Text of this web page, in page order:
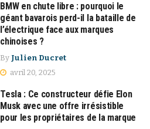
BMW en chute libre : pourquoi le
géant bavarois perd-il la bataille de
l’électrique face aux marques
chinoises ?
By Julien Ducret
avril 20, 2025
Tesla : Ce constructeur défie Elon
Musk avec une offre irrésistible
pour les propriétaires de la marque